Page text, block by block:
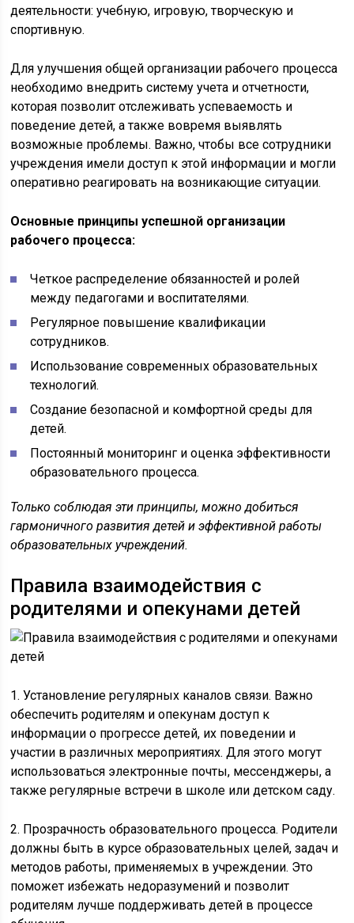
деятельности: учебную, игровую, творческую и
спортивную.
Для улучшения общей организации рабочего процесса
необходимо внедрить систему учета и отчетности,
которая позволит отслеживать успеваемость и
поведение детей, а также вовремя выявлять
возможные проблемы. Важно, чтобы все сотрудники
учреждения имели доступ к этой информации и могли
оперативно реагировать на возникающие ситуации.
Основные принципы успешной организации
рабочего процесса:
Четкое распределение обязанностей и ролей
между педагогами и воспитателями.
Регулярное повышение квалификации
сотрудников.
Использование современных образовательных
технологий.
Создание безопасной и комфортной среды для
детей.
Постоянный мониторинг и оценка эффективности
образовательного процесса.
Только соблюдая эти принципы, можно добиться
гармоничного развития детей и эффективной работы
образовательных учреждений.
Правила взаимодействия с
родителями и опекунами детей
1. Установление регулярных каналов связи. Важно
обеспечить родителям и опекунам доступ к
информации о прогрессе детей, их поведении и
участии в различных мероприятиях. Для этого могут
использоваться электронные почты, мессенджеры, а
также регулярные встречи в школе или детском саду.
2. Прозрачность образовательного процесса. Родители
должны быть в курсе образовательных целей, задач и
методов работы, применяемых в учреждении. Это
поможет избежать недоразумений и позволит
родителям лучше поддерживать детей в процессе